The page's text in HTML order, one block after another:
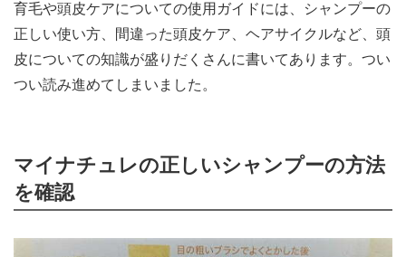
育毛や頭皮ケアについての使用ガイドには、シャンプーの
正しい使い方、間違った頭皮ケア、ヘアサイクルなど、頭
皮についての知識が盛りだくさんに書いてあります。つい
つい読み進めてしまいました。
マイナチュレの正しいシャンプーの方法
を確認